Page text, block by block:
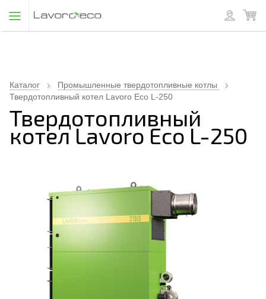
Каталог
Промышленные твердотопливные котлы
Твердотопливный котел Lavoro Eco L-250
Твердотопливный
котел Lavoro Eco L-250